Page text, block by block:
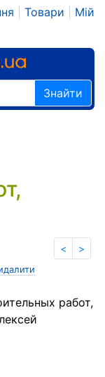
Товари
Мій
Знайти
< >
работ,